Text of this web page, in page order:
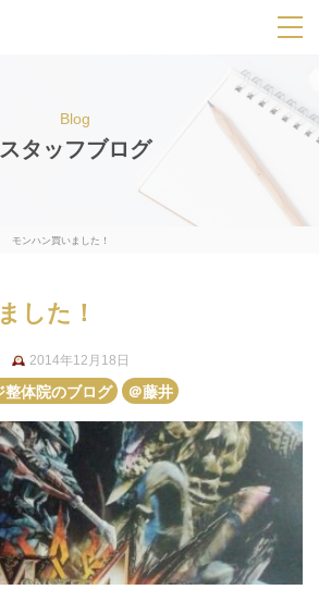
SPメニ
ー
展
用
ボ
Blog
スタッフブログ
モンハン買いました！
した！
2014年12月18日
整体院のブログ
＠藤井